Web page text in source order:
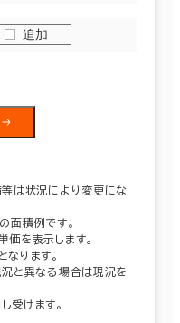
追加
は状況により変更にな
面積例です。
を表示します。
ります。
と異なる場合は現況を
受けます。